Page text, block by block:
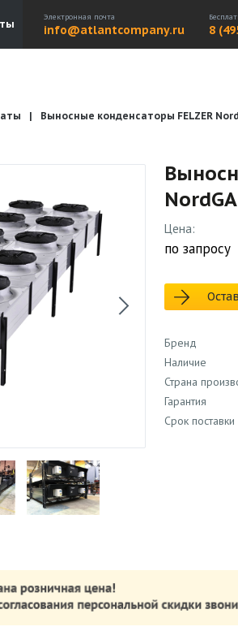
Электронная почта
info@atlantcompany.ru 8
Выносные конденсаторы FELZER
Цена:
по запросу
Бренд
Наличие
Страна
Гарантия
Срок поставки